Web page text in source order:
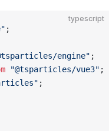
typescript
;
engine" ;
"@tsparticles/vue3" ;
;